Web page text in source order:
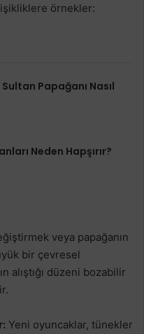
örnekler:
Sultan Papağanı Nasıl
Neden Hapşırır?
veya papağanın
bir çevresel
alıştığı düzeni bozabilir
Yeni oyuncaklar, tünekler